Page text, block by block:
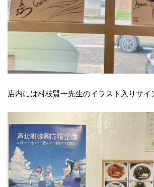
店内には村枝賢一先生のイラスト入りサイ